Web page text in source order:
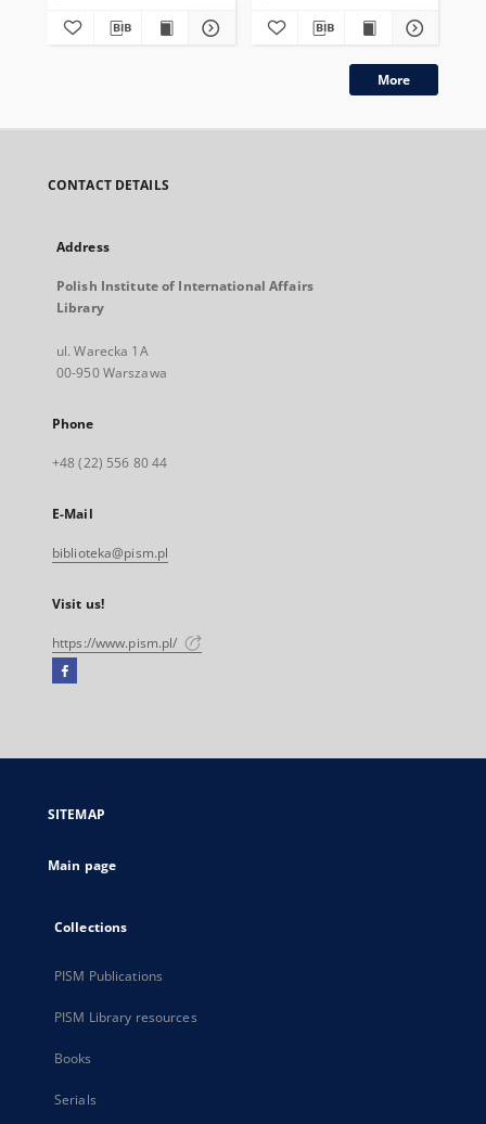
More
CONTACT DETAILS
Address
Polish Institute of International Affairs
Library
ul. Warecka 1A
00-950 Warszawa
Phone
+48 (22) 556 80 44
E-Mail
biblioteka@pism.pl
Visit us!
https://www.pism.pl/
Facebook
open
new
SITEMAP
Main page
Collections
PISM Publications
PISM Library resources
Books
Serials